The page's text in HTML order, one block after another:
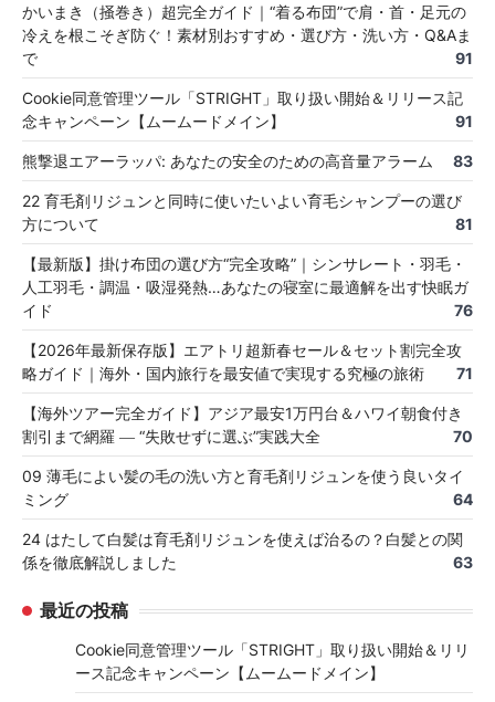
かいまき（掻巻き）超完全ガイド｜“着る布団”で肩・首・足元の
冷えを根こそぎ防ぐ！素材別おすすめ・選び方・洗い方・Q&Aま
で
91
Cookie同意管理ツール「STRIGHT」取り扱い開始＆リリース記
念キャンペーン【ムームードメイン】
91
熊撃退エアーラッパ: あなたの安全のための高音量アラーム 83
22 育毛剤リジュンと同時に使いたいよい育毛シャンプーの選び
方について
81
【最新版】掛け布団の選び方“完全攻略”｜シンサレート・羽毛・
人工羽毛・調温・吸湿発熱…あなたの寝室に最適解を出す快眠ガ
イド
76
【2026年最新保存版】エアトリ超新春セール＆セット割完全攻
略ガイド｜海外・国内旅行を最安値で実現する究極の旅術
71
【海外ツアー完全ガイド】アジア最安1万円台＆ハワイ朝食付き
割引まで網羅 ― “失敗せずに選ぶ”実践大全
70
09 薄毛によい髪の毛の洗い方と育毛剤リジュンを使う良いタイ
ミング
64
24 はたして白髪は育毛剤リジュンを使えば治るの？白髪との関
係を徹底解説しました
63
最近の投稿
Cookie同意管理ツール「STRIGHT」取り扱い開始＆リリ
ース記念キャンペーン【ムームードメイン】